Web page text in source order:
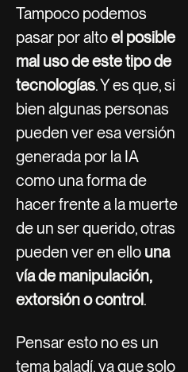
Tampoco podemos
pasar por altoel posible
mal uso de este tipo de
tecnologías. Y es que, si
bien algunas personas
pueden ver esa versión
generada por la IA
como una forma de
hacer frente a la muerte
de un ser querido, otras
pueden ver en ello una
vía de manipulación,
extorsión o control.
Pensar esto no es un
tema baladí, ya que solo